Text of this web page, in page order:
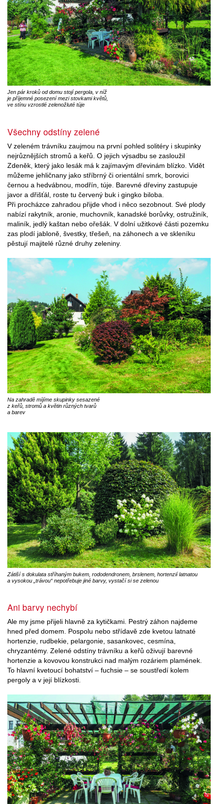
Jen pár kroků od domu stojí pergola, v níž
je příjemné posezení mezi stovkami květů,
ve stínu vzrostlé zelenožluté túje
Všechny odstíny zelené
V zeleném trávníku zaujmou na první pohled solitéry i skupinky
nejrůznějších stromů a keřů. O jejich výsadbu se zasloužil
Zdeněk, který jako lesák má k zajímavým dřevinám blízko. Vidět
můžeme jehličnany jako stříbrný či orientální smrk, borovici
černou a hedvábnou, modřín, túje. Barevné dřeviny zastupuje
javor a dřišťál, roste tu červený buk i gingko biloba.
Při procházce zahradou přijde vhod i něco sezobnout. Své plody
nabízí rakytník, aronie, muchovník, kanadské borůvky, ostružiník,
maliník, jedlý kaštan nebo ořešák. V dolní užitkové části pozemku
zas plodí jabloně, švestky, třešeň, na záhonech a ve skleníku
pěstují majitelé různé druhy zeleniny.
Na zahradě míjíme skupinky sesazené
z keřů, stromů a květin různých tvarů
a barev
Zátiší s dokulata stříhaným bukem, rododendronem, brslenem, hortenzií latnatou
a vysokou „trávou“ nepotřebuje jiné barvy, vystačí si se zelenou
Ani barvy nechybí
Ale my jsme přijeli hlavně za kytičkami. Pestrý záhon najdeme
hned před domem. Pospolu nebo střídavě zde kvetou latnaté
hortenzie, rudbekie, pelargonie, sasankovec, cesmína,
chryzantémy. Zelené odstíny trávníku a keřů oživují barevné
hortenzie a kovovou konstrukci nad malým rozáriem plamének.
To hlavní kvetoucí bohatství – fuchsie – se soustředí kolem
pergoly a v její blízkosti.